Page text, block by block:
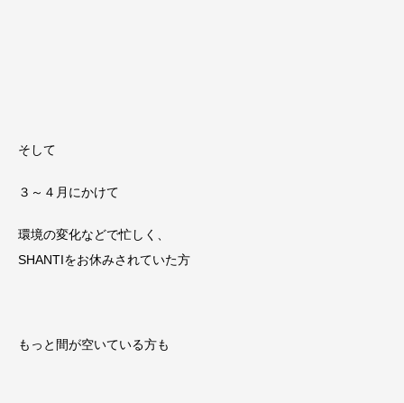
そして
３～４月にかけて
環境の変化などで忙しく、
SHANTIをお休みされていた方
もっと間が空いている方も